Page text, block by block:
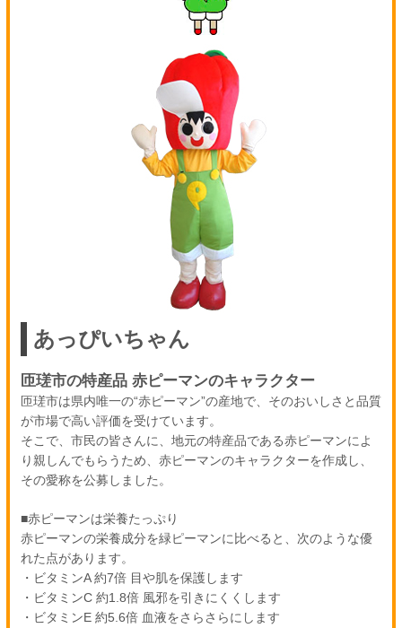
あっぴいちゃん
匝瑳市の特産品 赤ピーマンのキャラクター
匝瑳市は県内唯一の“赤ピーマン”の産地で、そのおいしさと品質
が市場で高い評価を受けています。
そこで、市民の皆さんに、地元の特産品である赤ピーマンによ
り親しんでもらうため、赤ピーマンのキャラクターを作成し、
その愛称を公募しました。
■赤ピーマンは栄養たっぷり
赤ピーマンの栄養成分を緑ピーマンに比べると、次のような優
れた点があります。
・ビタミンA 約7倍 目や肌を保護します
・ビタミンC 約1.8倍 風邪を引きにくくします
・ビタミンE 約5.6倍 血液をさらさらにします